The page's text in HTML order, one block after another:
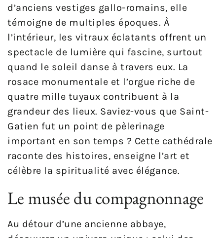
d’anciens vestiges gallo-romains, elle
témoigne de multiples époques. À
l’intérieur, les vitraux éclatants offrent un
spectacle de lumière qui fascine, surtout
quand le soleil danse à travers eux. La
rosace monumentale et l’orgue riche de
quatre mille tuyaux contribuent à la
grandeur des lieux. Saviez-vous que Saint-
Gatien fut un point de pèlerinage
important en son temps ? Cette cathédrale
raconte des histoires, enseigne l’art et
célèbre la spiritualité avec élégance.
Le musée du compagnonnage
Au détour d’une ancienne abbaye,